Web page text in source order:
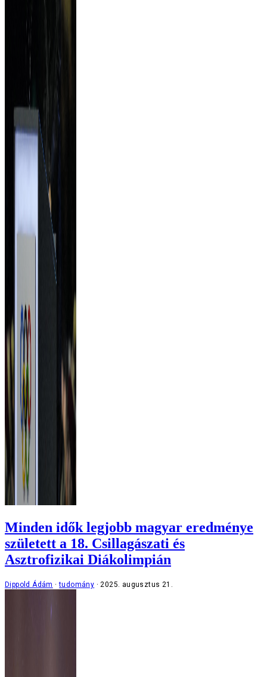
Minden idők legjobb magyar eredménye
született a 18. Csillagászati és
Asztrofizikai Diákolimpián
Dippold Ádám tudomány 2025. augusztus 21.